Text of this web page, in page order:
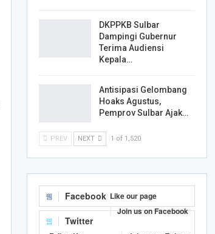
DKPPKB Sulbar
Dampingi Gubernur
Terima Audiensi
Kepala…
Antisipasi Gelombang
Hoaks Agustus,
Pemprov Sulbar Ajak…
PREV NEXT 1 of 1,520
Facebook Like our page
Join us on Facebook
Twitter